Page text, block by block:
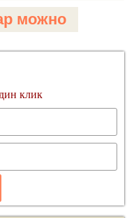
можно
клик